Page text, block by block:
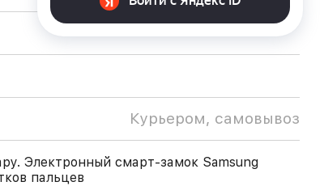
Курьером, самовывоз
Электронный смарт-замок Samsung
пальцев